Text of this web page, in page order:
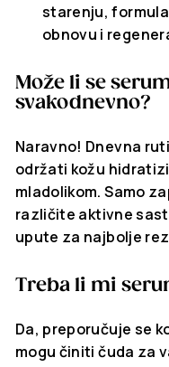
starenju,
obnovu i
Može li se
svakodnevno?
Naravno! Dnevna
održati kožu
mladolikom. Samo
različite aktivne
upute za najbolje
Treba li mi
Da, preporučuje se
mogu činiti čuda za